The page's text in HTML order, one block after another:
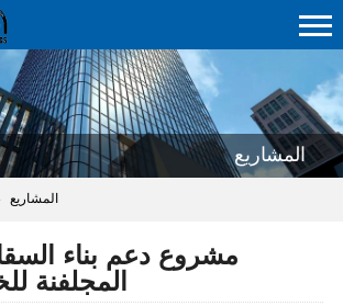
المشاريع
المشاريع
مشروع دعم بناء
المجلفنة